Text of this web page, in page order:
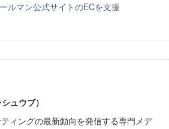
ルマン公式サイトのECを支援
ュウブ）
ィングの最新動向を発信する専門メデ